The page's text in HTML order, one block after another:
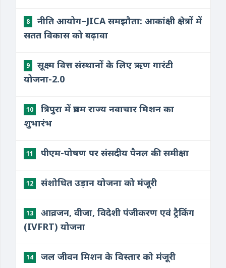
8
नीति आयोग–JICA समझौता: आकांक्षी क्षेत्रों में
सतत विकास को बढ़ावा
9
सूक्ष्म वित्त संस्थानों के लिए ऋण गारंटी
योजना-2.0
10
त्रिपुरा में प्रथम राज्य नवाचार मिशन का
शुभारंभ
11 पीएम-पोषण पर संसदीय पैनल की समीक्षा
12 संशोधित उड़ान योजना को मंजूरी
13
आव्रजन, वीजा, विदेशी पंजीकरण एवं ट्रैकिंग
(IVFRT) योजना
14 जल जीवन मिशन के विस्तार को मंजूरी